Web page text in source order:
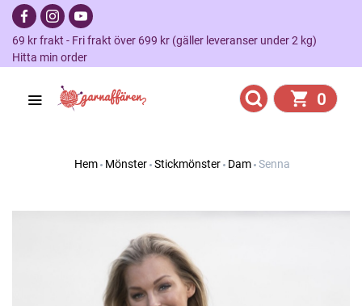
69 kr frakt - Fri frakt över 699 kr (gäller leveranser under 2 kg)
Hitta min order
0
Hem Mönster Stickmönster Dam Senna